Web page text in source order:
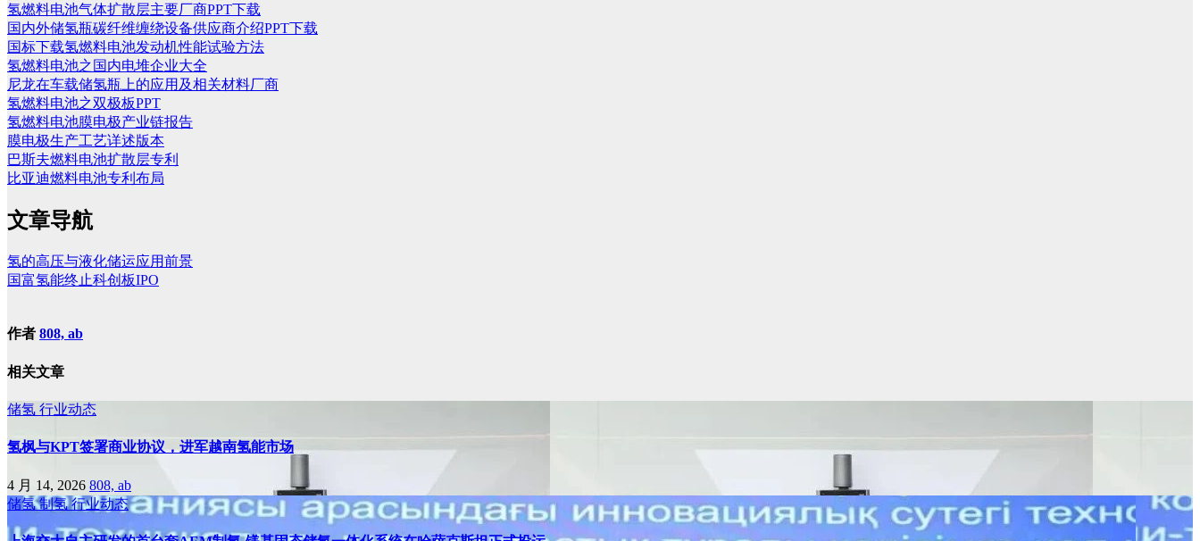
氢燃料电池气体扩散层主要厂商PPT下载
国内外储氢瓶碳纤维缠绕设备供应商介绍PPT下载
国标下载氢燃料电池发动机性能试验方法
氢燃料电池之国内电堆企业大全
尼龙在车载储氢瓶上的应用及相关材料厂商
氢燃料电池之双极板PPT
氢燃料电池膜电极产业链报告
膜电极生产工艺详述版本
巴斯夫燃料电池扩散层专利
比亚迪燃料电池专利布局
文章导航
氢的高压与液化储运应用前景
国富氢能终止科创板IPO
作者 808, ab
相关文章
储氢 行业动态
氢枫与KPT签署商业协议，进军越南氢能市场
4 月 14, 2026 808, ab
储氢制氢行业动态